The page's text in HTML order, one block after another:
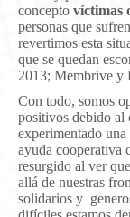
concepto víctimas
personas que
revertimos esta
que se quedan
2013; Membrive y
Con todo, somos
positivos debido al
experimentado
ayuda cooperativa
resurgido al ver
allá de nuestras
solidarios y